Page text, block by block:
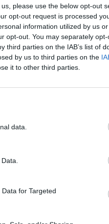
please use the below opt-out
opt-out request is processed
information utilized by us
opt-out. You may separately
third parties on the IAB’s list of
by us to third parties on the
it to other third parties.
data.
for Targeted
pelėdiniai paukščiai.
kaip 700